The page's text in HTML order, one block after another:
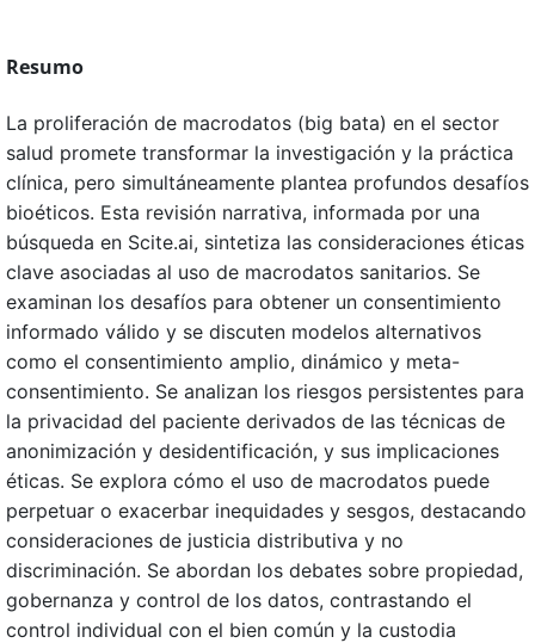
Resumo
La proliferación de macrodatos (big bata) en el sector
salud promete transformar la investigación y la práctica
clínica, pero simultáneamente plantea profundos desafíos
bioéticos. Esta revisión narrativa, informada por una
búsqueda en Scite.ai, sintetiza las consideraciones éticas
clave asociadas al uso de macrodatos sanitarios. Se
examinan los desafíos para obtener un consentimiento
informado válido y se discuten modelos alternativos
como el consentimiento amplio, dinámico y meta-
consentimiento. Se analizan los riesgos persistentes para
la privacidad del paciente derivados de las técnicas de
anonimización y desidentificación, y sus implicaciones
éticas. Se explora cómo el uso de macrodatos puede
perpetuar o exacerbar inequidades y sesgos, destacando
consideraciones de justicia distributiva y no
discriminación. Se abordan los debates sobre propiedad,
gobernanza y control de los datos, contrastando el
control individual con el bien común y la custodia